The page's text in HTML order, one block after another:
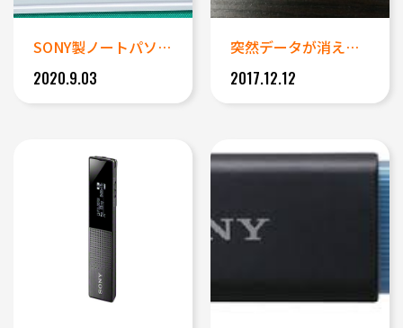
SONY製ノートパソコン(VP...
2020.9.03
突然データが消えたUSBメモリ...
2017.12.12